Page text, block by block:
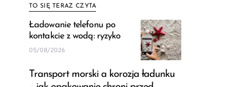
TO SIĘ TERAZ CZYTA
Ładowanie telefonu po
kontakcie z wodą: ryzyko
05/08/2026
Transport morski a korozja ładunku